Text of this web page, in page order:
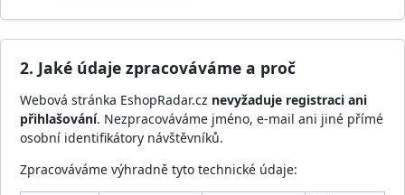
2. Jaké údaje zpracováváme a proč
Webová stránka EshopRadar.cz nevyžaduje registraci ani
přihlašování. Nezpracováváme jméno, e-mail ani jiné přímé
osobní identifikátory návštěvníků.
Zpracováváme výhradně tyto technické údaje: